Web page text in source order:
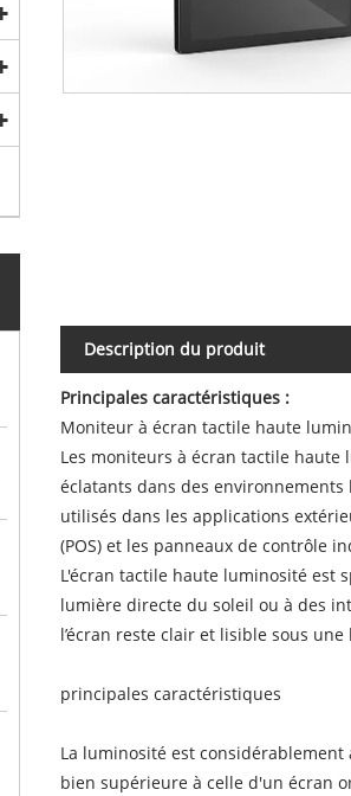
Description du produit
Principales caractéristiques :
Moniteur à écran tactile haute
Les moniteurs à écran tactile
éclatants dans des
utilisés dans les applications
(POS) et les panneaux de contrôle
L'écran tactile haute luminosité est
lumière directe du soleil ou à des
l’écran reste clair et lisible sous
principales caractéristiques
La luminosité est
bien supérieure à celle d'un écran